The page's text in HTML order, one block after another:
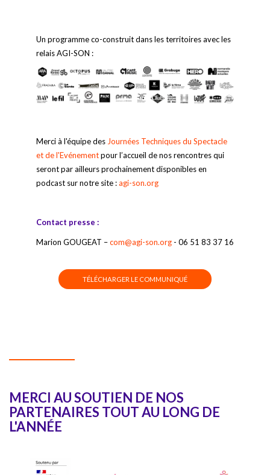
Un programme co-construit dans les territoires avec les
relais AGI-SON :
Merci à l'équipe des Journées Techniques du Spectacle
et de l'Evénementpour l’accueil de nos rencontres qui
seront par ailleurs prochainement disponibles en
podcast sur notre site :agi-son.org
Contact presse :
Marion GOUGEAT –com@agi-son.org - 06 51 83 37 16
TÉLÉCHARGER LE COMMUNIQUÉ
MERCI AU SOUTIEN DE NOS
PARTENAIRES TOUT AU LONG DE
L'ANNÉE